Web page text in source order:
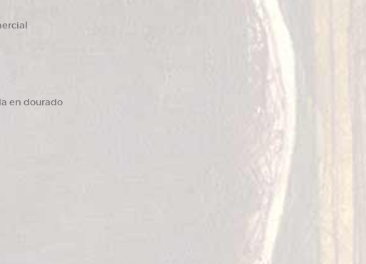
en dourado